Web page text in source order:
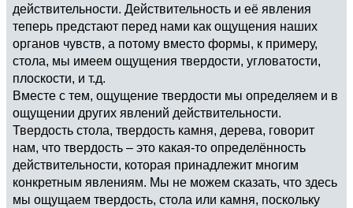
действительности. Действительность и её явления
теперь предстают перед нами как ощущения наших
органов чувств, а потому вместо формы, к примеру,
стола, мы имеем ощущения твердости, угловатости,
плоскости, и т.д.
Вместе с тем, ощущение твердости мы определяем и в
ощущении других явлений действительности.
Твердость стола, твердость камня, дерева, говорит
нам, что твердость – это какая-то определённость
действительности, которая принадлежит многим
конкретным явлениям. Мы не можем сказать, что здесь
мы ощущаем твердость, стола или камня, поскольку